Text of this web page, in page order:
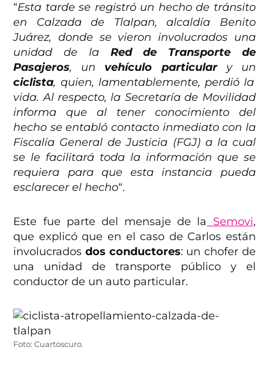
“Esta tarde se registró un hecho de tránsito
en Calzada de Tlalpan, alcaldía Benito
Juárez, donde se vieron involucrados una
unidad de la Red de Transporte de
Pasajeros, un vehículo particulary un
ciclista, quien, lamentablemente, perdió la
vida. Al respecto, la Secretaría de Movilidad
informa que al tener conocimiento del
hecho se entabló contacto inmediato con la
Fiscalía General de Justicia (FGJ) a la cual
se le facilitará toda la información que se
requiera para que esta instancia pueda
esclarecer el hecho“.
Este fue parte del mensaje de la Semovi,
que explicó que en el caso de Carlos están
involucrados dos conductores: un chofer de
una unidad de transporte público y el
conductor de un auto particular.
Foto: Cuartoscuro.